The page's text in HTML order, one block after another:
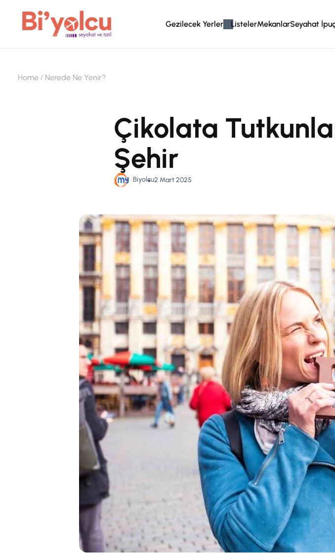
Gezilecek Yerler ListelerMekanlarSeyahat
Home Nerede Ne Yenir?
Çikolata
Şehir
Biyolcu2 Mart 2025